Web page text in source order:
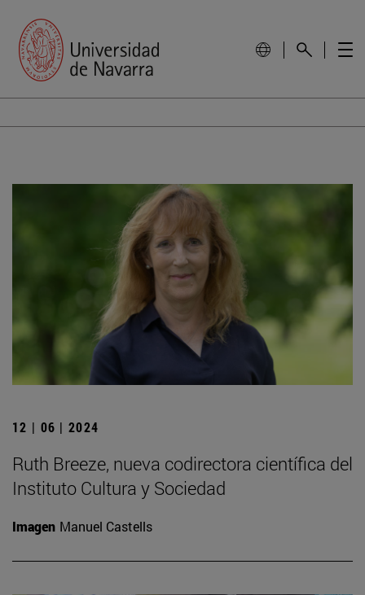
12 | 06 | 2024
Ruth Breeze, nueva codirectora científica del
Instituto Cultura y Sociedad
Imagen Manuel Castells